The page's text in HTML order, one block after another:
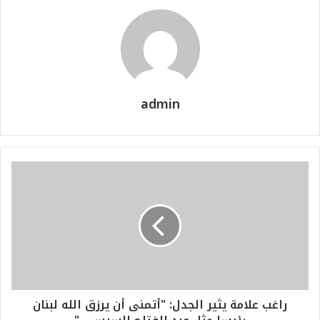
admin
راغب علامة يثير الجدل: "أتمنى أن يرزق الله لبنان